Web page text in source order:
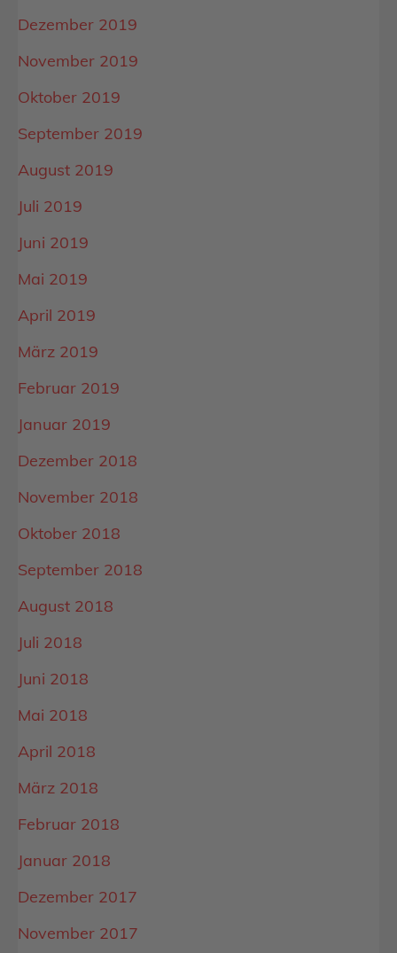
Dezember 2019
November 2019
Oktober 2019
September 2019
August 2019
Juli 2019
Juni 2019
Mai 2019
April 2019
März 2019
Februar 2019
Januar 2019
Dezember 2018
November 2018
Oktober 2018
September 2018
August 2018
Juli 2018
Juni 2018
Mai 2018
April 2018
März 2018
Februar 2018
Januar 2018
Dezember 2017
November 2017